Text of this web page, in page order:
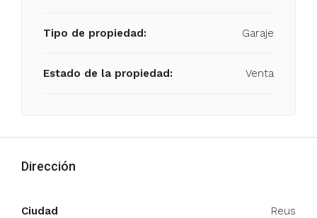
Tipo de propiedad: Garaje
Estado de la propiedad: Venta
Dirección
Ciudad Reus